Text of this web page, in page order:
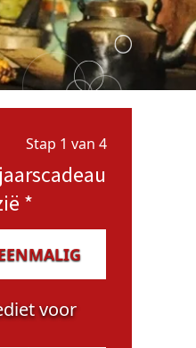
Stap 1 van 4
*
voor